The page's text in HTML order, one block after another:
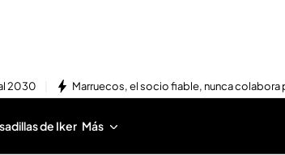
2030 Marruecos, el socio fiable, nunca colabora
de Iker Más